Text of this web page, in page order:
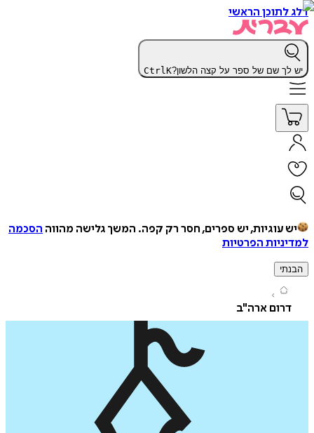
הראשי
שם של ספר על קצה הלשון? CtrlK
עוגיות, יש ספרים, חסר רק קפה. המשך גלישה מהווההסכמה
הפרטיות
ארה"ב